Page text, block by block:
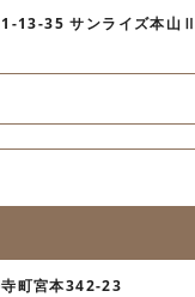
13-35 サンライズ本山
町宮本342-23